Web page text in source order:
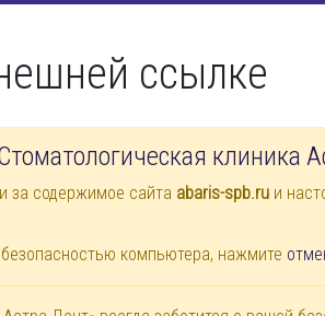
ссылке
клиника
за содержимое сайта abaris-spb.ru и
компьютера, нажмите